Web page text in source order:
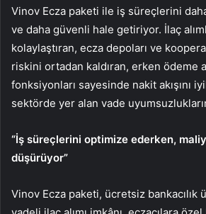
Vinov Ecza paketi ile iş süreçlerini
ve daha güvenli hale getiriyor. İlaç
kolaylaştıran, ecza depoları ve
riskini ortadan kaldıran, erken ödeme
fonksiyonları sayesinde nakit akışını
sektörde yer alan vade
“İş süreçlerini optimize ederken,
düşürüyor”
Vinov Ecza paketi, ücretsiz bankacılık